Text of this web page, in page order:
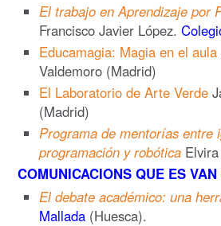
El trabajo en Aprendizaje por
Francisco Javier López.
Educamagia: Magia en el aula
Valdemoro (Madrid)
El Laboratorio de Arte Verde
(Madrid)
Programa de mentorías entre
programación y robótica
COMUNICACIONS QUE ES
El debate académico: una
Mallada (Huesca).